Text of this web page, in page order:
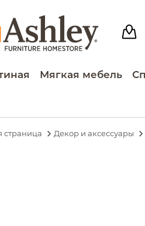
Мягкая мебель
страница Декор и аксессуары